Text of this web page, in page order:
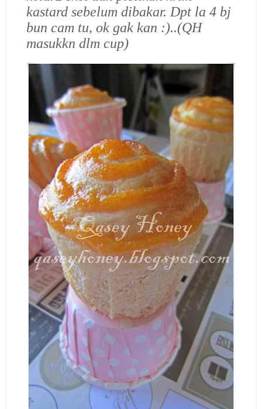
kastard sebelum dibakar. Dpt la 4 bj
bun cam tu, ok gak kan :)..(QH
masukkn dlm cup)